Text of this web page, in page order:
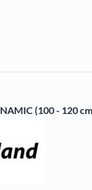
(100 - 120